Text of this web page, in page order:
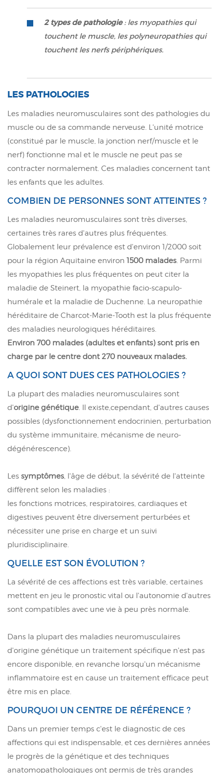
2 types de pathologie: les myopathies qui
touchent le muscle, les polyneuropathies qui
touchent les nerfs périphériques.
LES PATHOLOGIES
Les maladies neuromusculaires sont des pathologies du
muscle ou de sa commande nerveuse. L'unité motrice
(constitué par le muscle, la jonction nerf/muscle et le
nerf) fonctionne mal et le muscle ne peut pas se
contracter normalement. Ces maladies concernent tant
les enfants que les adultes.
COMBIEN DE PERSONNES SONT ATTEINTES ?
Les maladies neuromusculaires sont très diverses,
certaines très rares d'autres plus fréquentes.
Globalement leur prévalence est d'environ 1/2000 soit
pour la région Aquitaine environ 1500 malades. Parmi
les myopathies les plus fréquentes on peut citer la
maladie de Steinert, la myopathie facio-scapulo-
humérale et la maladie de Duchenne. La neuropathie
héréditaire de Charcot-Marie-Tooth est la plus fréquente
des maladies neurologiques héréditaires.
Environ 700 malades (adultes et enfants) sont pris en
charge par le centre dont 270 nouveaux malades.
A QUOI SONT DUES CES PATHOLOGIES ?
La plupart des maladies neuromusculaires sont
d'origine génétique. Il existe,cependant, d'autres causes
possibles (dysfonctionnement endocrinien, perturbation
du système immunitaire, mécanisme de neuro-
dégénérescence).
Les symptômes, l'âge de début, la sévérité de l'atteinte
diffèrent selon les maladies :
les fonctions motrices, respiratoires, cardiaques et
digestives peuvent être diversement perturbées et
nécessiter une prise en charge et un suivi
pluridisciplinaire.
QUELLE EST SON ÉVOLUTION ?
La sévérité de ces affections est très variable, certaines
mettent en jeu le pronostic vital ou l'autonomie d'autres
sont compatibles avec une vie à peu près normale.
Dans la plupart des maladies neuromusculaires
d'origine génétique un traitement spécifique n'est pas
encore disponible, en revanche lorsqu'un mécanisme
inflammatoire est en cause un traitement efficace peut
être mis en place.
POURQUOI UN CENTRE DE RÉFÉRENCE ?
Dans un premier temps c'est le diagnostic de ces
affections qui est indispensable, et ces dernières années
le progrès de la génétique et des techniques
anatomopathologiques ont permis de très grandes